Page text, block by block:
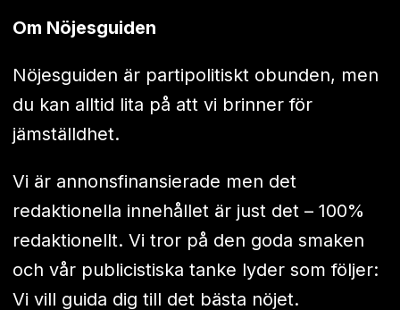
Om Nöjesguiden
Nöjesguiden är partipolitiskt obunden, men
du kan alltid lita på att vi brinner för
jämställdhet.
Vi är annonsfinansierade men det
redaktionella innehållet är just det – 100%
redaktionellt. Vi tror på den goda smaken
och vår publicistiska tanke lyder som följer:
Vi vill guida dig till det bästa nöjet.